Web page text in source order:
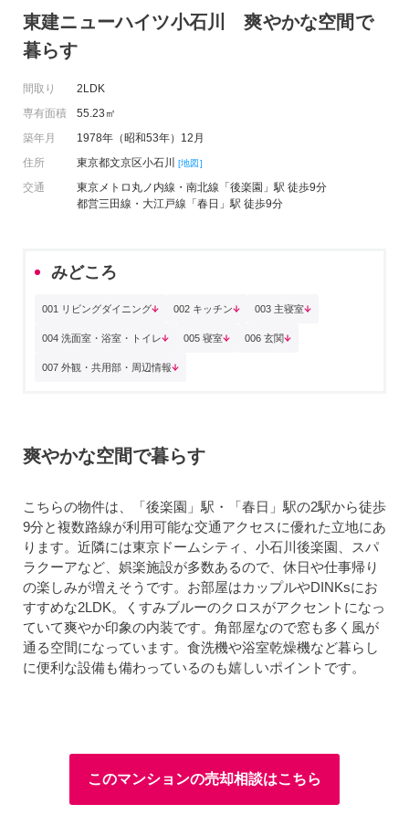
東建ニューハイツ小石川 爽やかな空間で
暮らす
間取り
2LDK
専有面積
55.23㎡
築年月
1978年（昭和53年）12月
住所
東京都文京区小石川 [地図]
交通
東京メトロ丸ノ内線・南北線「後楽園」駅 徒歩9分
都営三田線・大江戸線「春日」駅 徒歩9分
みどころ
001 リビングダイニング 002 キッチン 003 主寝室
004 洗面室・浴室・トイレ 005 寝室 006 玄関
007 外観・共用部・周辺情報
爽やかな空間で暮らす
こちらの物件は、「後楽園」駅・「春日」駅の2駅から徒歩
9分と複数路線が利用可能な交通アクセスに優れた立地にあ
ります。近隣には東京ドームシティ、小石川後楽園、スパ
ラクーアなど、娯楽施設が多数あるので、休日や仕事帰り
の楽しみが増えそうです。お部屋はカップルやDINKsにお
すすめな2LDK。くすみブルーのクロスがアクセントになっ
ていて爽やか印象の内装です。角部屋なので窓も多く風が
通る空間になっています。食洗機や浴室乾燥機など暮らし
に便利な設備も備わっているのも嬉しいポイントです。
このマンションの売却相談はこちら